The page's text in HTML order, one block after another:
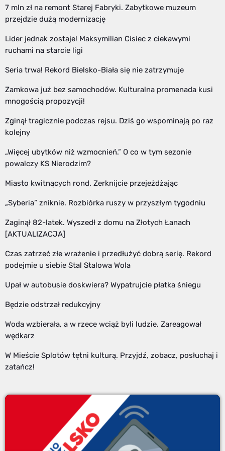
7 mln zł na remont Starej Fabryki. Zabytkowe muzeum
przejdzie dużą modernizację
Lider jednak zostaje! Maksymilian Cisiec z ciekawymi
ruchami na starcie ligi
Seria trwa! Rekord Bielsko-Biała się nie zatrzymuje
Zamkowa już bez samochodów. Kulturalna promenada kusi
mnogością propozycji!
Zginął tragicznie podczas rejsu. Dziś go wspominają po raz
kolejny
„Więcej ubytków niż wzmocnień.” O co w tym sezonie
powalczy KS Nierodzim?
Miasto kwitnących rond. Zerknijcie przejeżdżając
„Syberia” zniknie. Rozbiórka ruszy w przyszłym tygodniu
Zaginął 82-latek. Wyszedł z domu na Złotych Łanach
[AKTUALIZACJA]
Czas zatrzeć złe wrażenie i przedłużyć dobrą serię. Rekord
podejmie u siebie Stal Stalowa Wola
Upał w autobusie doskwiera? Wypatrujcie płatka śniegu
Będzie odstrzał redukcyjny
Woda wzbierała, a w rzece wciąż byli ludzie. Zareagował
wędkarz
W Mieście Splotów tętni kulturą. Przyjdź, zobacz, posłuchaj i
zatańcz!